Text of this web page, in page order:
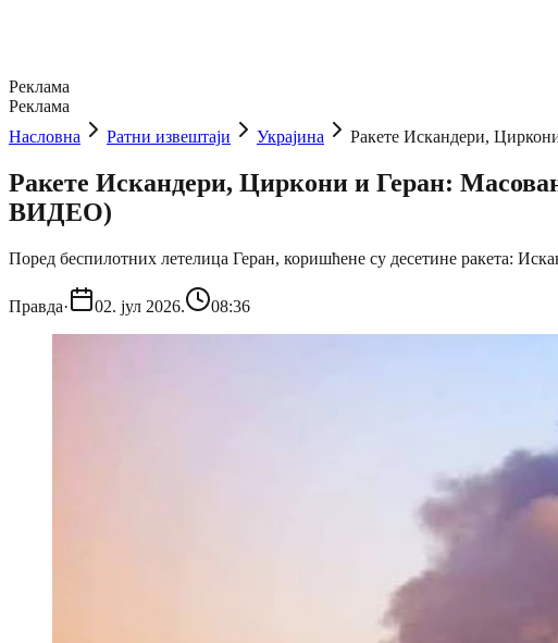
Реклама
Реклама
Насловна
Ратни извештаји Украјина Ракете Искандери,
Ракете Искандери, Циркони и Геран:
ВИДЕО)
Поред беспилотних летелица Геран, коришћене су десетине ракета:
Правда· 02. јул 2026. 08:36